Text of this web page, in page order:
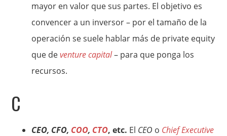
mayor en valor que sus partes. El objetivo es
convencer a un inversor – por el tamaño de la
operación se suele hablar más de private equity
que deventure capital– para que ponga los
recursos.
C
CEO, CFO, COO, CTO, etc. El CEO o Chief Executive